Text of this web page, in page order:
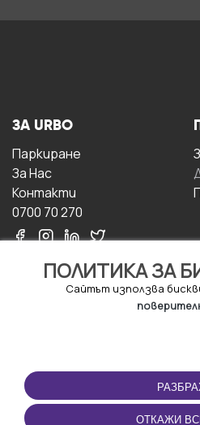
ПОЛИТИКА ЗА
Сайтът използва
ОТКАЖИ
ЗА URBO
Паркиране
За Hас
Контакти
0700 70 270
ПОЛЗВАНЕ
Правила и условия за
ползване